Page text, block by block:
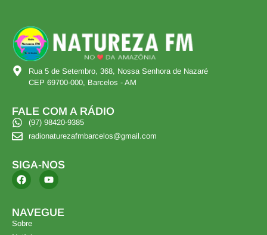
Rua 5 de Setembro, 368, Nossa Senhora de Nazaré
CEP 69700-000, Barcelos - AM
FALE COM A RÁDIO
(97) 98420-9385
radionaturezafmbarcelos@gmail.com
SIGA-NOS
NAVEGUE
Sobre